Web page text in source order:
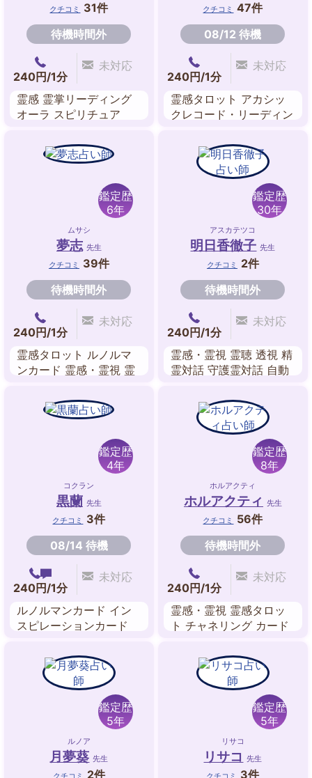
クチコミ
31件
待機時間外
240円/1分
未対応
霊感 霊掌リーディング
オーラ スピリチュア
チャネリング 守護霊対
話 ブロック解除
クチコミ
47件
08/12 待機
240円/1分
未対応
霊感タロット アカシッ
クレコード・リーディン
ルリーディング エネル
ギーワーク レイキ 遠隔
ヒーリング 水晶占い
鑑定歴
6年
ムサシ
夢志 先生
クチコミ
39件
待機時間外
240円/1分
未対応
霊感タロット ルノルマ
ンカード 霊感・霊視 霊
守護霊対話 故人交信
鑑定歴
30年
アスカテツコ
明日香徹子 先生
クチコミ
2件
待機時間外
240円/1分
未対応
霊感・霊視 霊聴 透視 精
霊対話 守護霊対話 自動
鑑定歴
4年
コクラン
黒蘭 先生
クチコミ
3件
08/14 待機
240円/1分
未対応
ルノルマンカード イン
スピレーションカード
鑑定歴
8年
ホルアクティ
ホルアクティ 先生
クチコミ
56件
待機時間外
240円/1分
未対応
霊感・霊視 霊感タロッ
ト チャネリング カード
鑑定歴
5年
ルノア
月夢葵 先生
クチコミ 2件
鑑定歴
5年
リサコ
リサコ 先生
クチコミ 3件